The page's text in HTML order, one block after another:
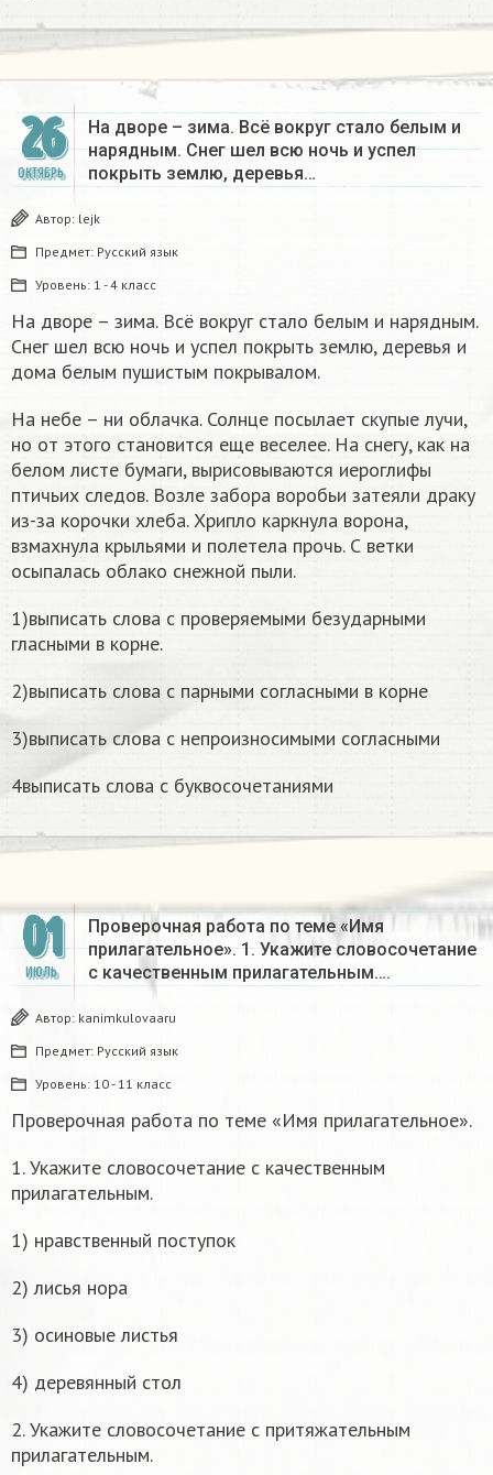
26
ОКТЯБРЬ
На дворе – зима. Всё вокруг стало белым и
нарядным. Снег шел всю ночь и успел
покрыть землю, деревья…
Автор: lejk
Предмет: Русский язык
Уровень: 1 - 4 класс
На дворе – зима. Всё вокруг стало белым и нарядным.
Снег шел всю ночь и успел покрыть землю, деревья и
дома белым пушистым покрывалом.
На небе – ни облачка. Солнце посылает скупые лучи,
но от этого становится еще веселее. На снегу, как на
белом листе бумаги, вырисовываются иероглифы
птичьих следов. Возле забора воробьи затеяли драку
из-за корочки хлеба. Хрипло каркнула ворона,
взмахнула крыльями и полетела прочь. С ветки
осыпалась облако снежной пыли.
1)выписать слова с проверяемыми безударными
гласными в корне.
2)выписать слова с парными согласными в корне
3)выписать слова с непроизносимыми согласными
4выписать слова с буквосочетаниями
01
ИЮЛЬ
Проверочная работа по теме «Имя
прилагательное». 1. Укажите словосочетание
с качественным прилагательным….
Автор: kanimkulovaaru
Предмет: Русский язык
Уровень: 10 - 11 класс
Проверочная работа по теме «Имя прилагательное».
1. Укажите словосочетание с качественным
прилагательным.
1) нравственный поступок
2) лисья нора
3) осиновые листья
4) деревянный стол
2. Укажите словосочетание с притяжательным
прилагательным.